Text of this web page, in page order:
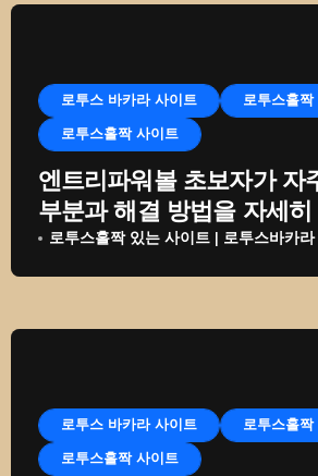
로투스 바카라 사이트 로투스홀
로투스홀짝 사이트
엔트리파워볼 초보자가 자
부분과 해결 방법을 자세
로투스홀짝 있는 사이트 | 로투스바카라
로투스 바카라 사이트 로투스홀
로투스홀짝 사이트